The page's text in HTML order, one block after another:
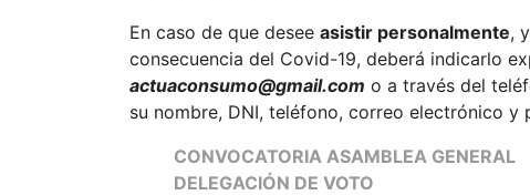
En caso de que desee asistir personalmente,
consecuencia del Covid-19, deberá indicarlo
actuaconsumo@gmail.com o a través del
su nombre, DNI, teléfono, correo electrónico y
CONVOCATORIA ASAMBLEA GENERAL
DELEGACIÓN DE VOTO